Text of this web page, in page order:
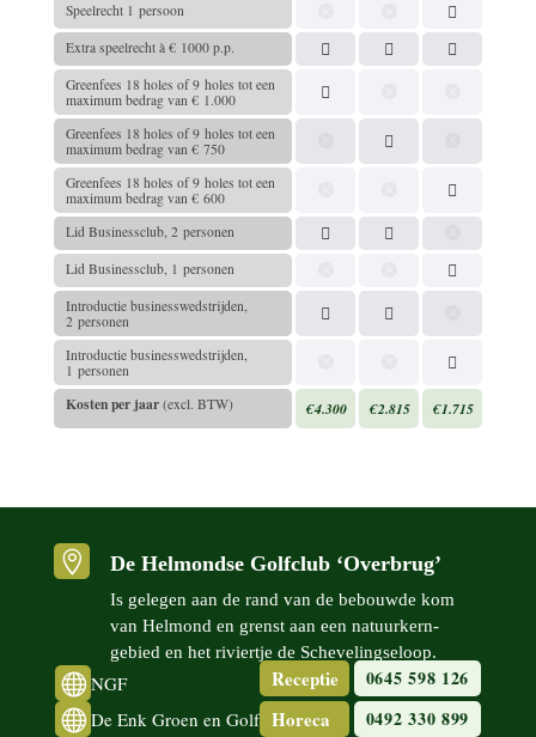
Speel­recht 1 persoon
Extra speel­recht à € 1000 p.p.
Green­fees 18 holes of 9 holes tot een
maximum bedrag van € 1.000
Green­fees 18 holes of 9 holes tot een
maximum bedrag van € 750
Green­fees 18 holes of 9 holes tot een
maximum bedrag van € 600
Lid Busi­ness­club, 2 personen
Lid Busi­ness­club, 1 personen
Intro­duc­tie busi­nesswed­strij­den,
2 personen
Intro­duc­tie busi­nesswed­strij­den,
1 personen
Kosten per jaar (excl. BTW) € 4.300 € 2.815 € 1.715
 De Helmondse Golfclub ‘Overbrug’
Is gelegen aan de rand van de bebouwde kom
van Helmond en grenst aan een natuur­kern­
gebied en het riviertje de Scheve­lingse­loop.
 NGF
 De Enk Groen en Golf
Receptie 0645 598 126
Horeca 0492 330 899